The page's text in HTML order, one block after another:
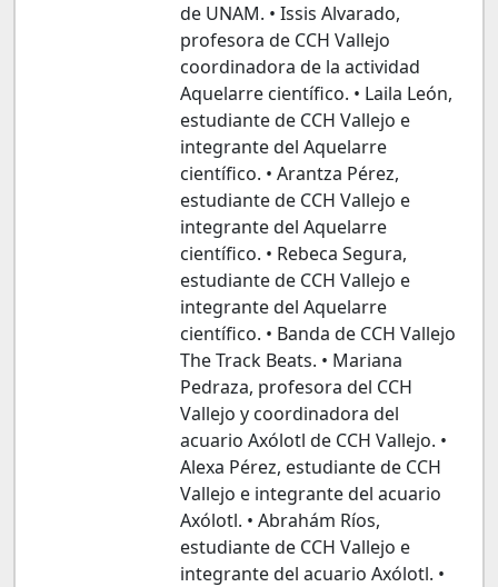
de UNAM. • Issis Alvarado,
profesora de CCH Vallejo
coordinadora de la actividad
Aquelarre científico. • Laila León,
estudiante de CCH Vallejo e
integrante del Aquelarre
científico. • Arantza Pérez,
estudiante de CCH Vallejo e
integrante del Aquelarre
científico. • Rebeca Segura,
estudiante de CCH Vallejo e
integrante del Aquelarre
científico. • Banda de CCH Vallejo
The Track Beats. • Mariana
Pedraza, profesora del CCH
Vallejo y coordinadora del
acuario Axólotl de CCH Vallejo. •
Alexa Pérez, estudiante de CCH
Vallejo e integrante del acuario
Axólotl. • Abrahám Ríos,
estudiante de CCH Vallejo e
integrante del acuario Axólotl. •